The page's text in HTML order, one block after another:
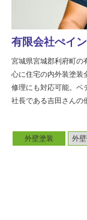
外壁塗装 外
有限会社ぺイ
宮城県宮城郡利府町の
心に住宅の内外装塗装
修理にも対応可能。ベ
社長である吉田さんの